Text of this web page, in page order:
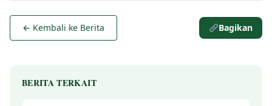
← Kembali ke Berita Bagikan
BERITA TERKAIT